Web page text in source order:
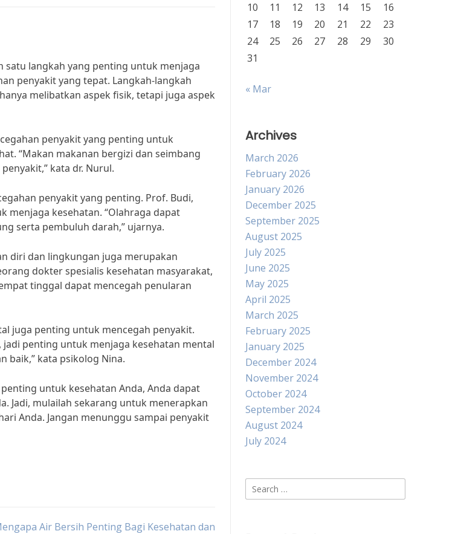
satu langkah yang penting untuk menjaga
penyakit yang tepat. Langkah-langkah
melibatkan aspek fisik, tetapi juga aspek
penyakit yang penting untuk
“Makan makanan bergizi dan seimbang
kata dr. Nurul.
penyakit yang penting. Prof. Budi,
menjaga kesehatan. “Olahraga dapat
serta pembuluh darah,” ujarnya.
diri dan lingkungan juga merupakan
dokter spesialis kesehatan masyarakat,
tinggal dapat mencegah penularan
juga penting untuk mencegah penyakit.
penting untuk menjaga kesehatan mental
baik,” kata psikolog Nina.
untuk kesehatan Anda, Anda dapat
Jadi, mulailah sekarang untuk menerapkan
Anda. Jangan menunggu sampai penyakit
Air Bersih Penting Bagi Kesehatan dan
10
11 12 13 14 15
16
17
18 19 20 21 22
23
24
25 26 27 28 29
30
31
« Mar
Archives
March 2026
February 2026
January 2026
December 2025
September 2025
August 2025
July 2025
June 2025
May 2025
April 2025
March 2025
February 2025
January 2025
December 2024
November 2024
October 2024
September 2024
August 2024
July 2024
Search
for: